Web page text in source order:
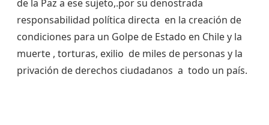
de la Paz a ese sujeto,.por su denostrada
responsabilidad política directa en la creación de
condiciones para un Golpe de Estado en Chile y la
muerte , torturas, exilio de miles de personas y la
privación de derechos ciudadanos a todo un país.